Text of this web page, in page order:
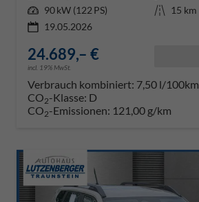
Leistung 90 kW (122 PS) Kilometerstand 15 km
19.05.2026
24.689,– €
incl. 19% MwSt.
Verbrauch kombiniert: 7,50 l/100km
CO2-Klasse: D
CO2-Emissionen: 121,00 g/km